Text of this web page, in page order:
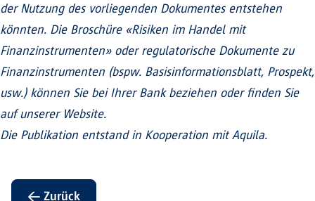
der Nutzung des vorliegenden Dokumentes entstehen
könnten. Die Broschüre «Risiken im Handel mit
Finanzinstrumenten» oder regulatorische Dokumente zu
Finanzinstrumenten (bspw. Basisinformationsblatt, Prospekt,
usw.) können Sie bei Ihrer Bank beziehen oder finden Sie
auf unserer Website.
Die Publikation entstand in Kooperation mit Aquila.
← Zurück